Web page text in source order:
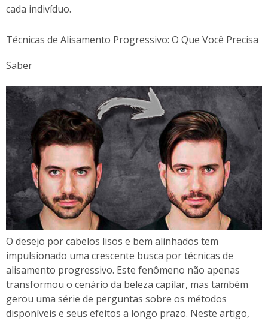
cada indivíduo.
Técnicas de Alisamento Progressivo: O Que Você Precisa
Saber
O desejo por cabelos lisos e bem alinhados tem
impulsionado uma crescente busca por técnicas de
alisamento progressivo. Este fenômeno não apenas
transformou o cenário da beleza capilar, mas também
gerou uma série de perguntas sobre os métodos
disponíveis e seus efeitos a longo prazo. Neste artigo,